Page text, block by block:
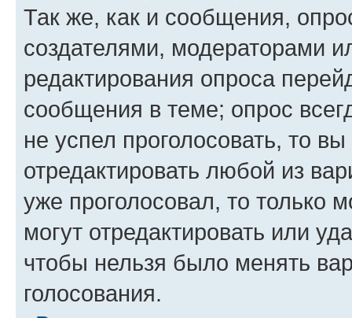
Так же, как и сообщения,
создателями, модераторами
редактирования опроса
сообщения в теме; опрос
не успел проголосовать, то
отредактировать любой из
уже проголосовал, то только
могут отредактировать или
чтобы нельзя было менять
голосования.